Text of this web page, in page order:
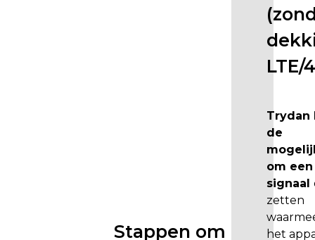
Stappen om
LTE/
Trydan
de
om
signaal
zetten
het